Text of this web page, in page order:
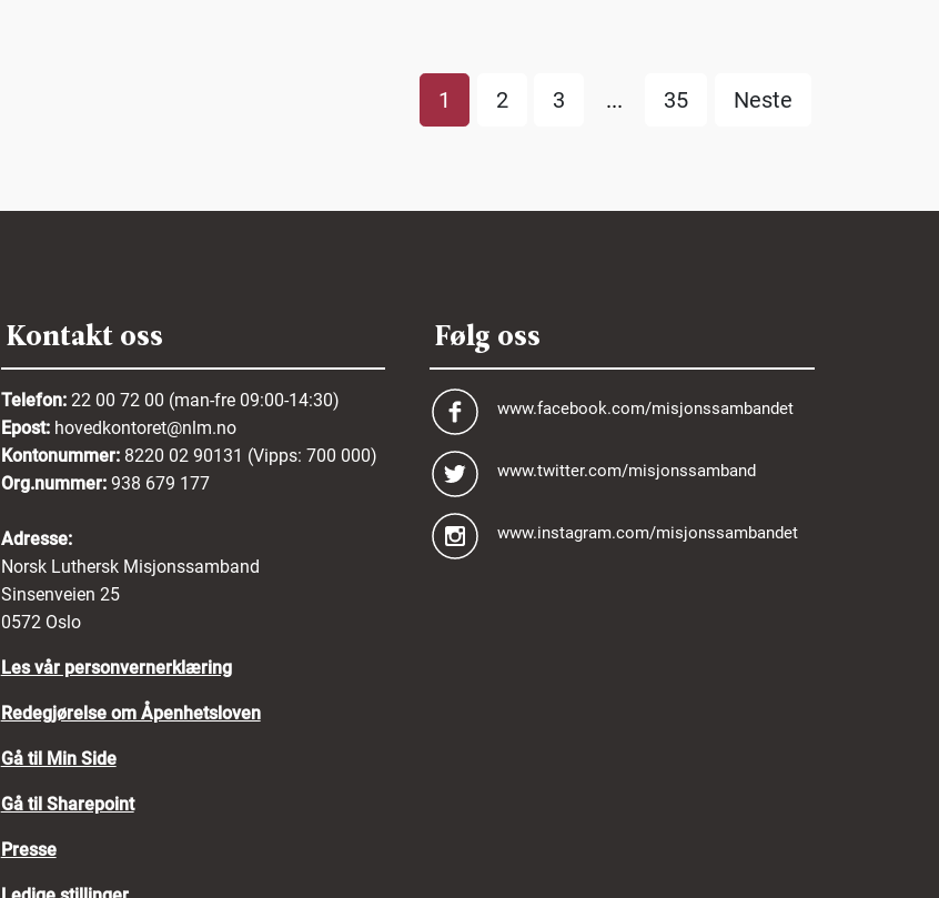
1 2 3 ... 35 Neste
Kontakt oss
Telefon: 22 00 72 00 (man-fre 09:00-14:30)
Epost: hovedkontoret@nlm.no
Kontonummer: 8220 02 90131 (Vipps: 700 000)
Org.nummer: 938 679 177
Adresse:
Norsk Luthersk Misjonssamband
Sinsenveien 25
0572 Oslo
Les vår personvernerklæring
Redegjørelse om Åpenhetsloven
Gå til Min Side
Gå til Sharepoint
Presse
Følg oss
www.facebook.com/misjonssambandet
www.twitter.com/misjonssamband
www.instagram.com/misjonssambandet